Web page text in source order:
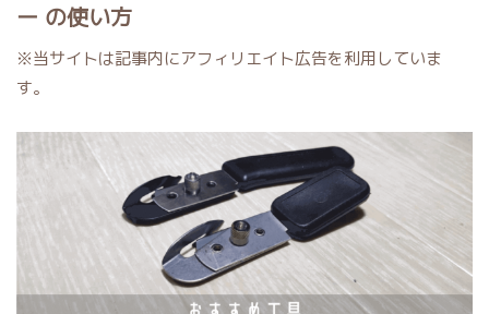
ー の使い方
※当サイトは記事内にアフィリエイト広告を利用していま
す。